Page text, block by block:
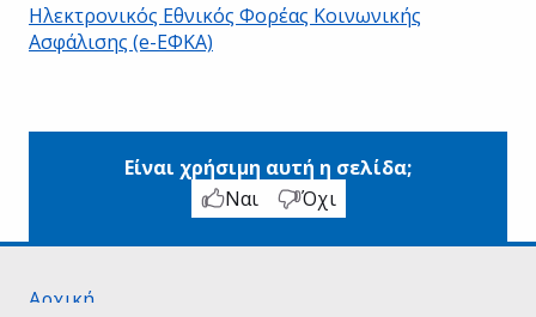
Ηλεκτρονικός Εθνικός Φορέας Κοινωνικής
Ασφάλισης (e-ΕΦΚΑ)
Είναι χρήσιμη αυτή η σελίδα;
Ναι
Όχι
Αρχική